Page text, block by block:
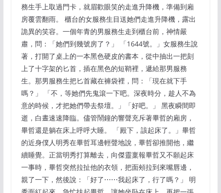
務生手上取過門卡，就眉歡眼笑的走進升降機，準備到廂
房覆雲翻雨。 櫃台的女服務生目送她們走進升降機，露出
詭異的笑容。一個年青的男服務生走到櫃台前，神情嚴
肅，問：「她們到幾號房了？」 「1644號。」女服務生說
著，打開了桌上的一本黑色硬皮的書本，從中抽出一把刻
上了十字架的匕首，插在黑色的短鞘裡，遞給那男服務
生。那男服務生把匕首藏在褲袋裡，問：「現在就下手
嗎？」 「不，等她們先鬼滾一下吧。深夜時分，趁人不為
意的時候，才把她們帶去祭壇。」「好吧。」 黑夜瞬間即
逝，白晝速速降臨。儘管鬧鐘的響聲充斥著畢哲的廂房，
畢哲還是躺在床上呼呼大睡。 「殿下，該起床了。」畢哲
的近身僕人明秀在畢哲耳邊輕聲地說，畢哲卻推開他，繼
續睡覺。正當明秀打算離去，向傑靈稟報畢哲又不願起床
一事時，畢哲突然拉扯他的衣領，把面頰拉到來嘴唇邊，
親了一下，然後說：「好了⋯⋯我起床了，行了嗎？」 明